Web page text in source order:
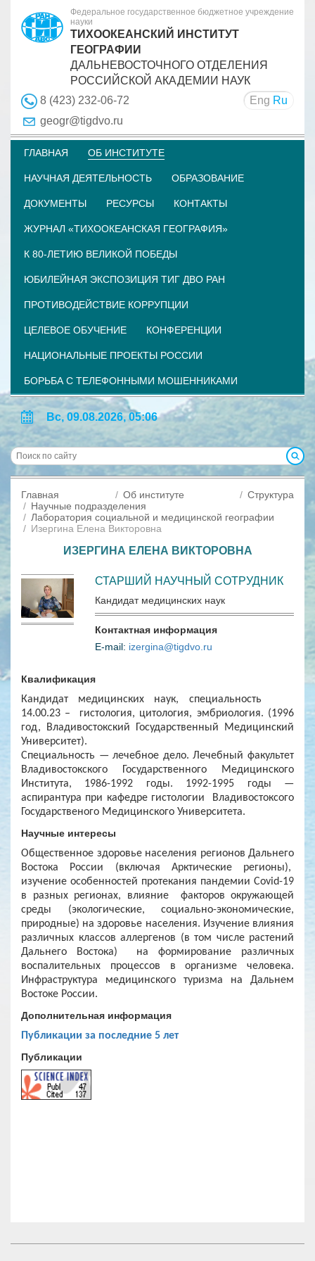
Федеральное государственное бюджетное учреждение
науки
ТИХООКЕАНСКИЙ ИНСТИТУТ
ГЕОГРАФИИ
ДАЛЬНЕВОСТОЧНОГО ОТДЕЛЕНИЯ
РОССИЙСКОЙ АКАДЕМИИ НАУК
8 (423) 232-06-72
Eng Ru
geogr@tigdvo.ru
ГЛАВНАЯ ОБ ИНСТИТУТЕ
НАУЧНАЯ ДЕЯТЕЛЬНОСТЬ ОБРАЗОВАНИЕ
ДОКУМЕНТЫ РЕСУРСЫ КОНТАКТЫ
ЖУРНАЛ «ТИХООКЕАНСКАЯ ГЕОГРАФИЯ»
К 80-ЛЕТИЮ ВЕЛИКОЙ ПОБЕДЫ
ЮБИЛЕЙНАЯ ЭКСПОЗИЦИЯ ТИГ ДВО РАН
ПРОТИВОДЕЙСТВИЕ КОРРУПЦИИ
ЦЕЛЕВОЕ ОБУЧЕНИЕ КОНФЕРЕНЦИИ
НАЦИОНАЛЬНЫЕ ПРОЕКТЫ РОССИИ
БОРЬБА С ТЕЛЕФОННЫМИ МОШЕННИКАМИ
Вс, 09.08.2026, 05:06
Главная Об институте
Структура
Научные подразделения
Лаборатория социальной и медицинской географии
Изергина Елена Викторовна
ИЗЕРГИНА ЕЛЕНА ВИКТОРОВНА
СТАРШИЙ НАУЧНЫЙ СОТРУДНИК
Кандидат медицинских наук
Контактная информация
E-mail: izergina@tigdvo.ru
Квалификация
Кандидат медицинских наук, специальность
14.00.23 – гистология, цитология, эмбриология. (1996
год, Владивостокский Государственный Медицинский
Университет).
Специальность — лечебное дело. Лечебный факультет
Владивостокского Государственного Медицинского
Института, 1986-1992 годы. 1992-1995 годы —
аспирантура при кафедре гистологии Владивостоксого
Государственого Медицинского Университета.
Научные интересы
Общественное здоровье населения регионов Дальнего
Востока России (включая Арктические регионы),
изучение особенностей протекания пандемии Covid-19
в разных регионах, влияние факторов окружающей
среды (экологические, социально-экономические,
природные) на здоровье населения. Изучение влияния
различных классов аллергенов (в том числе растений
Дальнего Востока) на формирование различных
воспалительных процессов в организме человека.
Инфраструктура медицинского туризма на Дальнем
Востоке России.
Дополнительная информация
Публикации за последние 5 лет
Публикации